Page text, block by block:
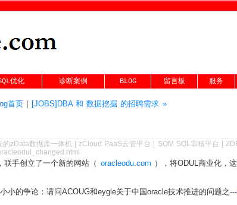
优化 诊断案例 BLOG 留言板 服务
首页| [JOBS]DBA 和 数据挖掘 的招聘需求 »
的zData数据库一体机|zCloud PaaS云管平台 SQM SQL审核平台 |
手创立了一个新的网站（ oracleodu.com ），将ODUL商业化，
小的争论：请问ACOUG和eygle关于中国oracle技术推进的问题之